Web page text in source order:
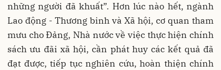
những người đã khuất”. Hơn lúc nào hết, ngành
Lao động - Thương binh và Xã hội, cơ quan tham
mưu cho Đảng, Nhà nước về việc thực hiện chính
sách ưu đãi xã hội, cần phát huy các kết quả đã
đạt được, tiếp tục nghiên cứu, hoàn thiện chính